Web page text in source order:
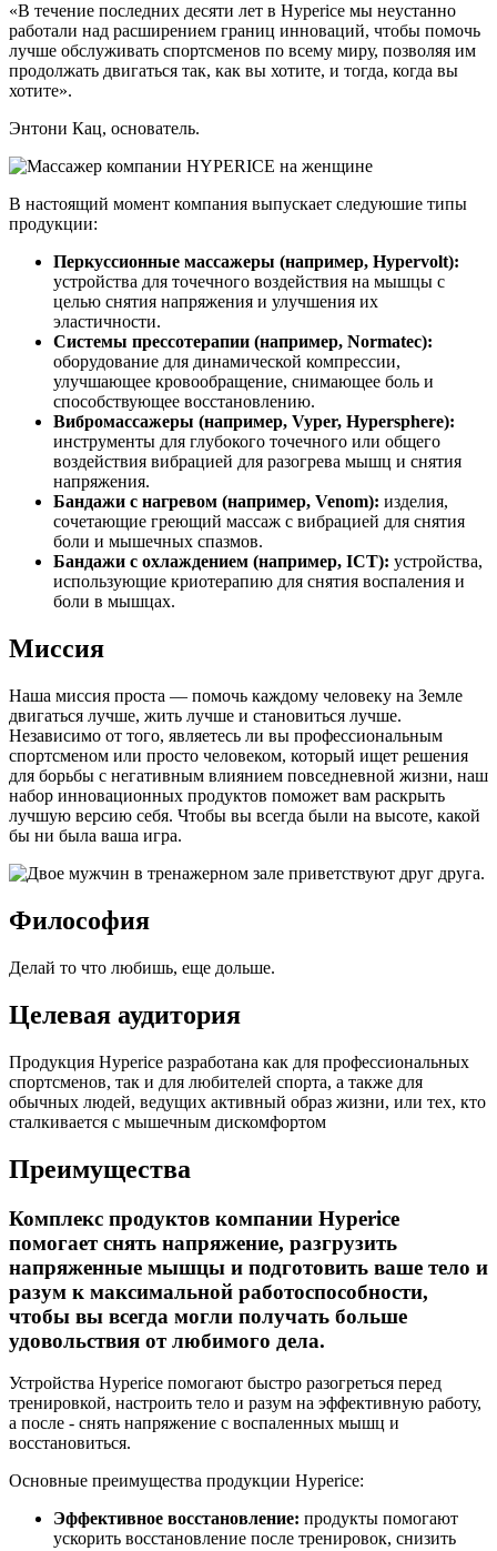
«В течение последних десяти лет в Hyperice мы неустанно
работали над расширением границ инноваций, чтобы помочь
лучше обслуживать спортсменов по всему миру, позволяя им
продолжать двигаться так, как вы хотите, и тогда, когда вы
хотите».
Энтони Кац, основатель.
В настоящий момент компания выпускает следуюшие типы
продукции:
Перкуссионные массажеры (например, Hypervolt):
устройства для точечного воздействия на мышцы с
целью снятия напряжения и улучшения их
эластичности.
Системы прессотерапии (например, Normatec):
оборудование для динамической компрессии,
улучшающее кровообращение, снимающее боль и
способствующее восстановлению.
Вибромассажеры (например, Vyper, Hypersphere):
инструменты для глубокого точечного или общего
воздействия вибрацией для разогрева мышц и снятия
напряжения.
Бандажи с нагревом (например, Venom): изделия,
сочетающие греющий массаж с вибрацией для снятия
боли и мышечных спазмов.
Бандажи с охлаждением (например, ICT): устройства,
использующие криотерапию для снятия воспаления и
боли в мышцах.
Миссия
Наша миссия проста — помочь каждому человеку на Земле
двигаться лучше, жить лучше и становиться лучше.
Независимо от того, являетесь ли вы профессиональным
спортсменом или просто человеком, который ищет решения
для борьбы с негативным влиянием повседневной жизни, наш
набор инновационных продуктов поможет вам раскрыть
лучшую версию себя. Чтобы вы всегда были на высоте, какой
бы ни была ваша игра.
Философия
Делай то что любишь, еще дольше.
Целевая аудитория
Продукция Hyperice разработана как для профессиональных
спортсменов, так и для любителей спорта, а также для
обычных людей, ведущих активный образ жизни, или тех, кто
сталкивается с мышечным дискомфортом
Преимущества
Комплекс продуктов компании Hyperice
помогает снять напряжение, разгрузить
напряженные мышцы и подготовить ваше тело и
разум к максимальной работоспособности,
чтобы вы всегда могли получать больше
удовольствия от любимого дела.
Устройства Hyperice помогают быстро разогреться перед
тренировкой, настроить тело и разум на эффективную работу,
а после - снять напряжение с воспаленных мышц и
восстановиться.
Основные преимущества продукции Hyperice:
Эффективное восстановление: продукты помогают
ускорить восстановление после тренировок, снизить